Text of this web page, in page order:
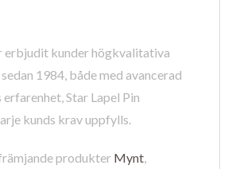
erbjudit kunder högkvalitativa
1984, både med avancerad
Star Lapel Pin
kunds krav uppfylls.
produkter Mynt,